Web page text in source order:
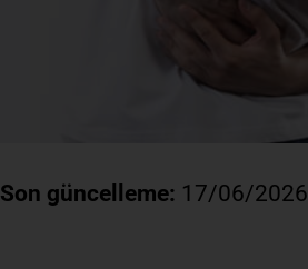
Son güncelleme: 17/06/2026